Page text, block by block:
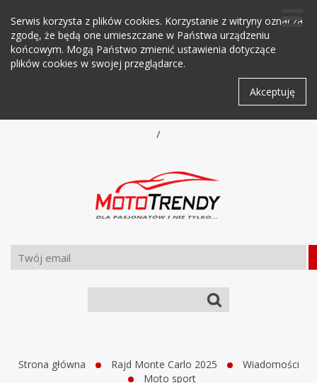
Serwis korzysta z plików cookies. Korzystanie z witryny oznacza
zgodę, że będą one umieszczane w Państwa urządzeniu
końcowym. Mogą Państwo zmienić ustawienia dotyczące
plików cookies w swojej przeglądarce.
Akceptuję
/
Strona główna Rajd Monte Carlo 2025
Wiadomości
Moto sport